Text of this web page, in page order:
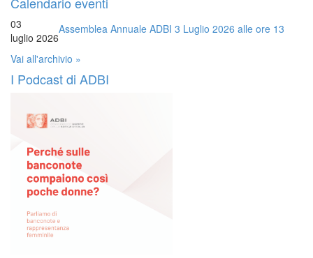
03
luglio 2026
Assemblea Annuale ADBI 3 Luglio 2026 alle ore 13
Vai all'archivio »
I Podcast di ADBI